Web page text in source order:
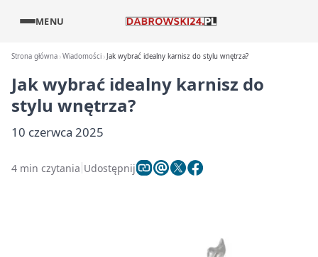
MENU
Strona główna Wiadomości Jak wybrać idealny karnisz do stylu wnętrza?
Jak wybrać idealny karnisz do
stylu wnętrza?
10 czerwca 2025
4 min czytania Udostępnij